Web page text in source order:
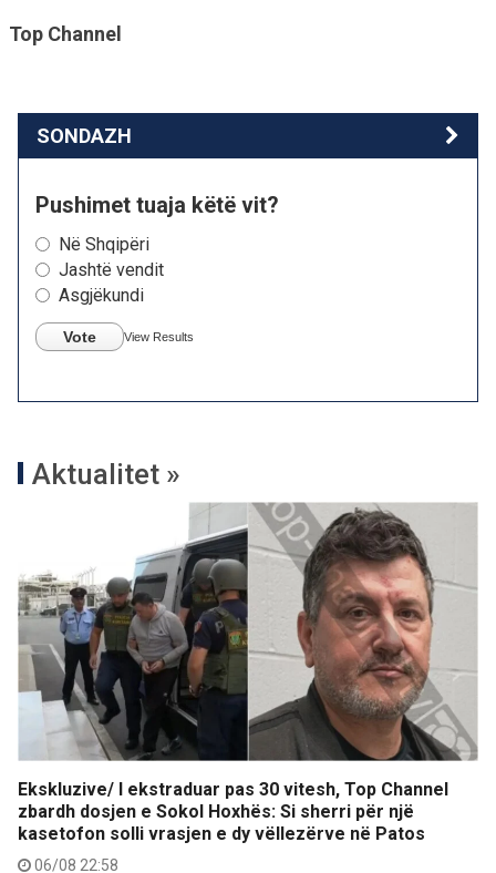
Top Channel
SONDAZH
Pushimet tuaja këtë vit?
Në Shqipëri
Jashtë vendit
Asgjëkundi
Vote View Results
Aktualitet »
Ekskluzive/ I ekstraduar pas 30 vitesh, Top Channel
zbardh dosjen e Sokol Hoxhës: Si sherri për një
kasetofon solli vrasjen e dy vëllezërve në Patos
06/08 22:58